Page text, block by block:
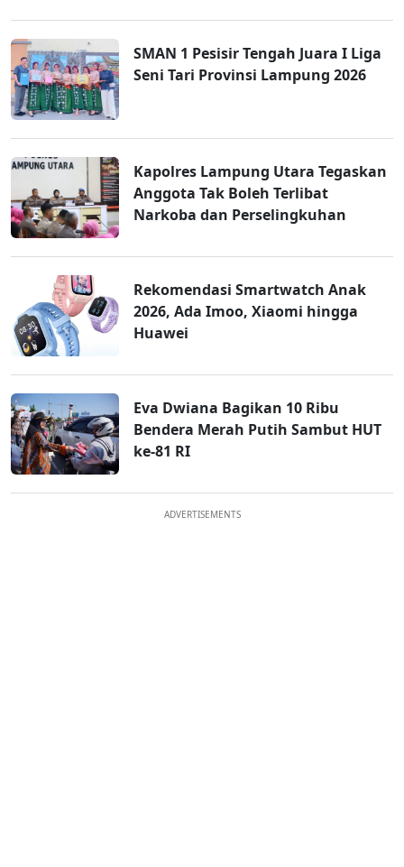
SMAN 1 Pesisir Tengah Juara I Liga
Seni Tari Provinsi Lampung 2026
Kapolres Lampung Utara Tegaskan
Anggota Tak Boleh Terlibat
Narkoba dan Perselingkuhan
Rekomendasi Smartwatch Anak
2026, Ada Imoo, Xiaomi hingga
Huawei
Eva Dwiana Bagikan 10 Ribu
Bendera Merah Putih Sambut HUT
ke-81 RI
ADVERTISEMENTS